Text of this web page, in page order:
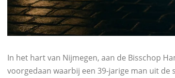
In het hart van Nijmegen, aan de Bisschop
voorgedaan waarbij een 39-jarige man uit